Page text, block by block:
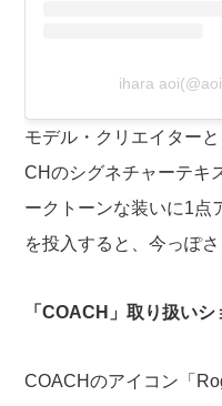
ihara
モデル・クリエイター
CHのシグネチャーテキ
ークトーンな装いに1点
を投入すると、今っぽ
「COACH」取り扱い
COACHのアイコン「